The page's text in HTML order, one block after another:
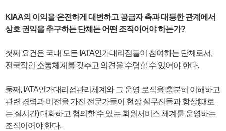
KIAA의 이익을 온전하게 대변하고 공급자 측과 대등한 관계에서
상호 권익을 추구하는 단체는 어떤 조직이어야 하는가?
첫째 요건은 국내 모든 IATA인가대리점들이 참여하는 단체로서,
전국적인 소통체계를 갖추고 의견을 수렴할 수 있어야 한다.
둘째, IATA인가대리점관리체계와 그 운영 로직을 충분히 이해하고
관련 경력과 비전을 가진 전문가들이 현장 실무진들과 항상(때로
는 실시간) 대화하고 협의할 수 있는 회원서비스 체계를 운영하는
조직이어야 한다.